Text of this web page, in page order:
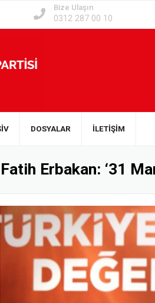
Bize Ulaşın
0312 287 00 10
DOSYALAR İLETİŞİM
Erbakan: ‘31